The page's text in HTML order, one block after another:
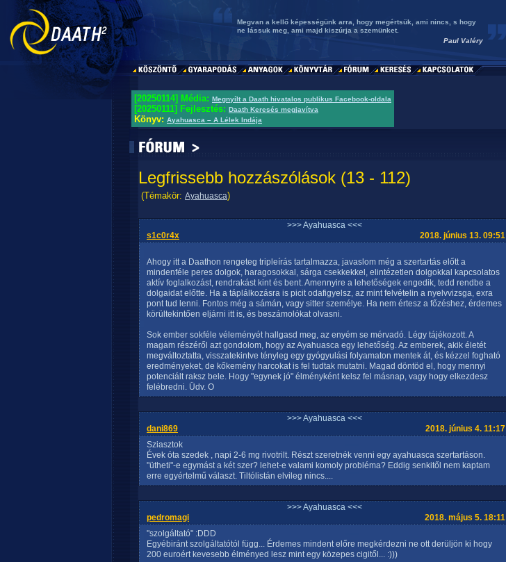
Megvan a kellő képességünk arra, hogy megértsük, ami nincs, s hogy
ne lássuk meg, ami majd kiszúrja a szemünket.
Paul Valéry
[20250114] Média: Megnyílt a Daath hivatalos publikus Facebook-oldala
[20250111] Fejlesztés: Daath Keresés megjavítva
Könyv: Ayahuasca – A Lélek Indája
Legfrissebb hozzászólások (13 - 112)
(Témakör: Ayahuasca)
>>> Ayahuasca <<<
s1c0r4x
2018. június 13. 09:51
Ahogy itt a Daathon rengeteg tripleírás tartalmazza, javaslom még a szertartás előtt a
mindenféle peres dolgok, haragosokkal, sárga csekkekkel, elintézetlen dolgokkal kapcsolatos
aktív foglalkozást, rendrakást kint és bent. Amennyire a lehetőségek engedik, tedd rendbe a
dolgaidat előtte. Ha a táplálkozásra is picit odafigyelsz, az mint felvételin a nyelvvizsga, exra
pont tud lenni. Fontos még a sámán, vagy sitter személye. Ha nem értesz a főzéshez, érdemes
körültekintően eljárni itt is, és beszámolókat olvasni.
Sok ember sokféle véleményét hallgasd meg, az enyém se mérvadó. Légy tájékozott. A
magam részéről azt gondolom, hogy az Ayahuasca egy lehetőség. Az emberek, akik életét
megváltoztatta, visszatekintve tényleg egy gyógyulási folyamaton mentek át, és kézzel fogható
eredményeket, de kőkemény harcokat is fel tudtak mutatni. Magad döntöd el, hogy mennyi
potenciált raksz bele. Hogy "egynek jó" élményként kelsz fel másnap, vagy hogy elkezdesz
felébredni. Üdv. O
>>> Ayahuasca <<<
dani869
2018. június 4. 11:17
Sziasztok
Évek óta szedek , napi 2-6 mg rivotrilt. Részt szeretnék venni egy ayahuasca szertartáson.
"ütheti"-e egymást a két szer? lehet-e valami komoly probléma? Eddig senkitől nem kaptam
erre egyértelmű választ. Tiltólistán elvileg nincs....
>>> Ayahuasca <<<
pedromagi
2018. május 5. 18:11
"szolgáltató" :DDD
Egyébiránt szolgáltatótól függ... Érdemes mindent előre megkérdezni ne ott derüljön ki hogy
200 euroért kevesebb élményed lesz mint egy közepes cigitől... :)))